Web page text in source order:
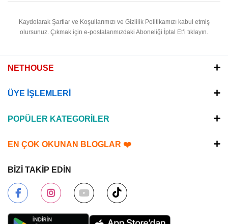
Kaydolarak Şartlar ve Koşullarımızı ve Gizlilik Politikamızı kabul etmiş
olursunuz. Çıkmak için e-postalarımızdaki Aboneliği İptal Et’i tıklayın.
NETHOUSE
ÜYE İŞLEMLERİ
POPÜLER KATEGORİLER
EN ÇOK OKUNAN BLOGLAR ❤️
BİZİ TAKİP EDİN